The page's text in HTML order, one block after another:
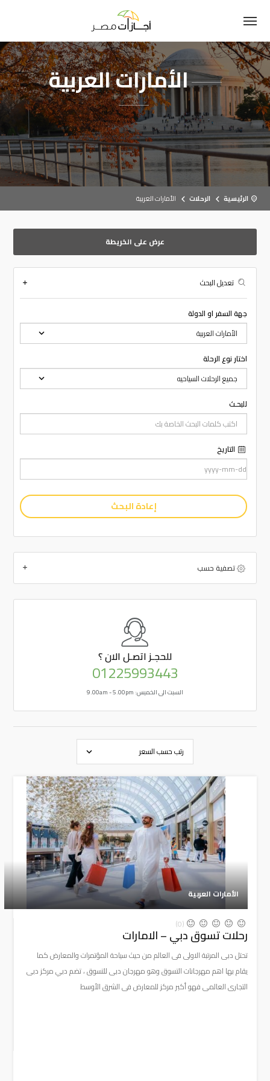
الأمارات العربية
الرئيسية الرحلات الأمارات العربية
عرض على الخريطة
تعديل البحث
جهة السفر او الدولة
اختار نوع الرحلة
للبحـث
التاريخ
إعادة البحث
تصفية حسب
للحجـزاتصـل الان ؟
01225993443
السبت الى الخميس: 9.00am - 5.00pm
الأمارات العربية
(0)
رحلات تسوق دبي – الامارات
تحتل دبى المرتبة الاولى فى العالم من حيث سياحة المؤتمرات والمعارض كما
يقام بها اهم مهرجانات التسوق وهو مهرجان دبى للتسوق ، تضم دبي مركز دبى
التجارى العالمى فهو أكبر مركز للمعارض فى الشرق الأوسط